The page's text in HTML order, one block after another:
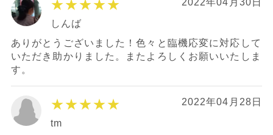
★★★★★
しんば
ありがとうございました！色々と臨機応変に対応して
いただき助かりました。またよろしくお願いいたしま
す。
★★★★★ 2022年04月28日
tm